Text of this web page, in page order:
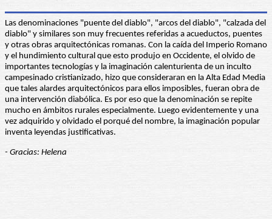
Las denominaciones "puente del diablo", "arcos del diablo", "calzada del
diablo" y similares son muy frecuentes referidas a acueductos, puentes
y otras obras arquitectónicas romanas. Con la caída del Imperio Romano
y el hundimiento cultural que esto produjo en Occidente, el olvido de
importantes tecnologías y la imaginación calenturienta de un inculto
campesinado cristianizado, hizo que consideraran en la Alta Edad Media
que tales alardes arquitectónicos para ellos imposibles, fueran obra de
una intervención diabólica. Es por eso que la denominación se repite
mucho en ámbitos rurales especialmente. Luego evidentemente y una
vez adquirido y olvidado el porqué del nombre, la imaginación popular
inventa leyendas justificativas.
- Gracias: Helena